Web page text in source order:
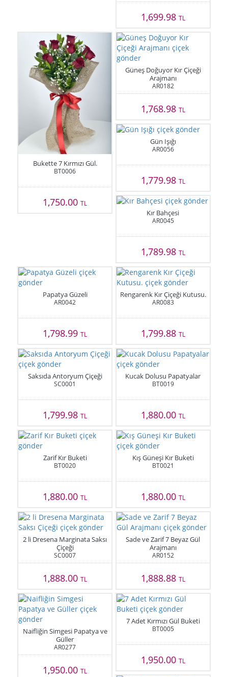
1,699.98 TL
Bukette 7 Kırmızı Gül.
BT0006
1,750.00TL
Güneş Doğuyor Kır Çiçeği
Arajmanı
AR0182
1,768.98 TL
Gün Işığı
AR0056
1,779.98 TL
Kır Bahçesi
AR0045
1,789.98 TL
Papatya Güzeli
AR0042
1,798.99TL
Rengarenk Kır Çiçeği Kutusu.
AR0083
1,799.88 TL
Saksıda Antoryum Çiçeği
SC0001
1,799.98TL
Kucak Dolusu Papatyalar
BT0019
1,880.00 TL
Zarif Kır Buketi
BT0020
1,880.00TL
Kış Güneşi Kır Buketi
BT0021
1,880.00 TL
2 li Dresena Marginata Saksı
Çiçeği
SC0007
1,888.00TL
Sade ve Zarif 7 Beyaz Gül
Arajmanı
AR0152
1,888.88 TL
Naifliğin Simgesi Papatya ve
Güller
AR0277
1,950.00TL
7 Adet Kırmızı Gül Buketi
BT0005
1,950.00 TL